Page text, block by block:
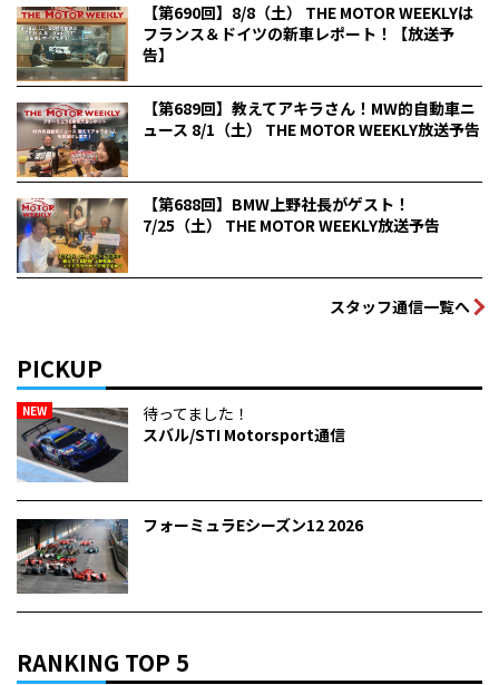
【第690回】8/8（土） THE MOTOR WEEKLYは
フランス＆ドイツの新車レポート！【放送予
告】
【第689回】教えてアキラさん！MW的自動車ニ
ュース 8/1（土） THE MOTOR WEEKLY放送予告
【第688回】BMW上野社長がゲスト！
7/25（土） THE MOTOR WEEKLY放送予告
スタッフ通信一覧へ
PICKUP
NEW
待ってました！
スバル/STI Motorsport通信
フォーミュラEシーズン12 2026
RANKING TOP 5